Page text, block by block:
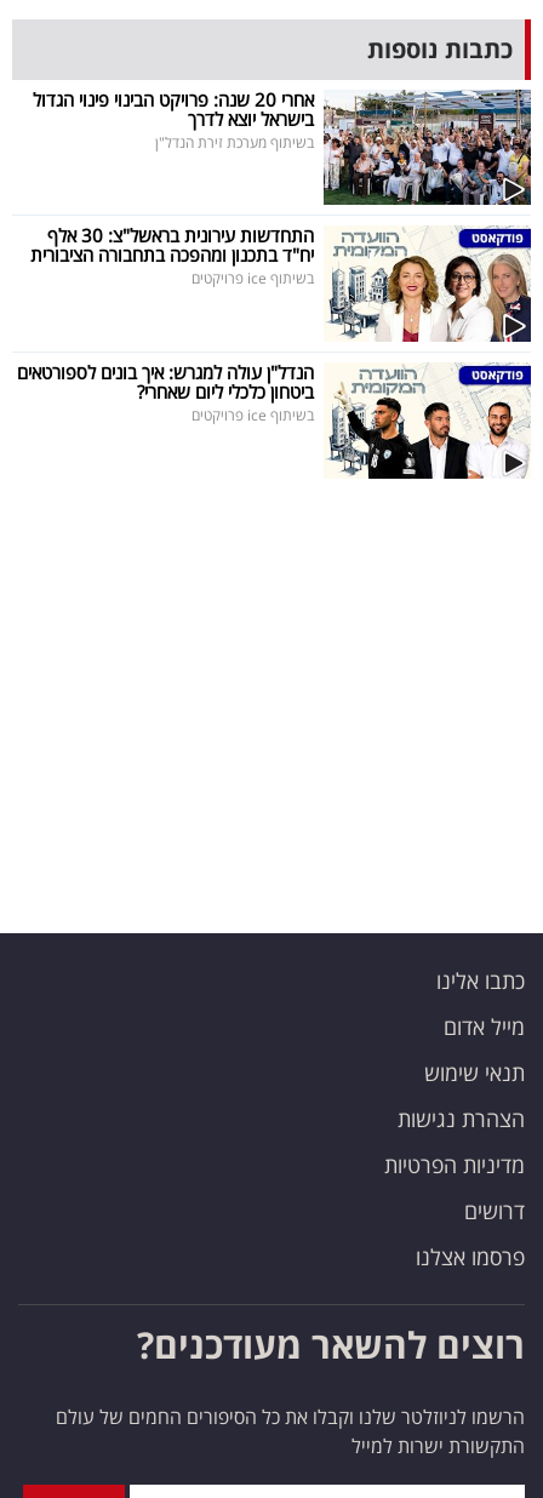
אחרינו:
כתבות נוספות
אחרי 20 שנה: פרויקט הבינוי פינוי הגדול
בישראל יוצא לדרך
בשיתוף מערכת זירת הנדל"ן
התחדשות עירונית בראשל"צ: 30 אלף
יח"ד בתכנון ומהפכה בתחבורה הציבורית
בשיתוף ice פרויקטים
הנדל"ן עולה למגרש: איך בונים לספורטאים
ביטחון כלכלי ליום שאחרי?
בשיתוף ice פרויקטים
כתבו אלינו
מייל אדום
תנאי שימוש
הצהרת נגישות
מדיניות הפרטיות
דרושים
פרסמו אצלנו
רוצים להשאר מעודכנים?
הרשמו לניוזלטר שלנו וקבלו את כל הסיפורים החמים של עולם
התקשורת ישרות למייל